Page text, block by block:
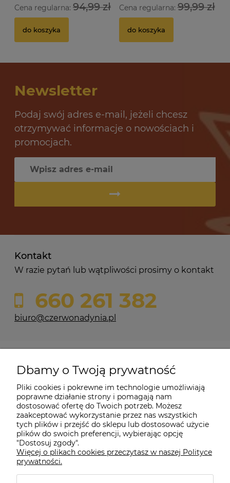
Cena regularna: 94,99 zł
do koszyka
Cena regularna:99,99 zł
do koszyka
Newsletter
Podaj swój adres e-mail, jeżeli chcesz
otrzymywać informacje o nowościach i
promocjach.
Kontakt
W razie pytań lub wątpliwości prosimy o kontakt
660 261 382
biuro@czerwonadynia.pl
Moje konto
O firmie
Czerwona Dynia|ul. Konarskiego 9a| 66-200 Świebodzin |
Dbamy o Twoją prywatność
Pliki cookies i pokrewne im technologie umożliwiają
poprawne działanie strony i pomagają nam
dostosować ofertę do Twoich potrzeb. Możesz
zaakceptować wykorzystanie przez nas wszystkich
tych plików i przejść do sklepu lub dostosować użycie
plików do swoich preferencji, wybierając opcję
"Dostosuj zgody".
Więcej o plikach cookies przeczytasz w naszej Polityce
prywatności.